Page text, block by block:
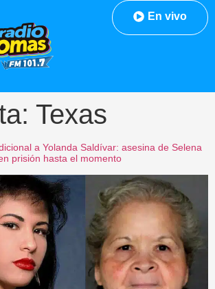
En vivo
Texas
a Yolanda Saldívar: asesina de Selena
prisión hasta el momento